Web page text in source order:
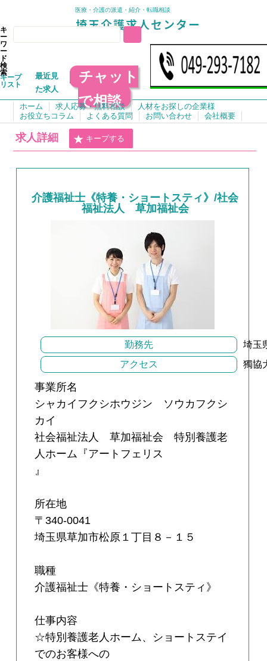
医療・介護の派遣・紹介・転職相談
キ
ー
ワ
ー
ド
検
索
キープ
リスト
最近見
た求人
チャット
で相談
ホーム 求人応募・無料相談
人材をお探しの企業様
お役立ちコラム
よくある質問 お問い合わせ 会社概要
求人詳細 キープする
介護福祉士《特養・ショートスティ》/社会
福祉法人 草加福祉会
勤務先
埼玉
アクセス
獨協
事業所名
シャカイフクシホウジン ソウカフクシ
カイ
社会福祉法人 草加福祉会 特別養護老
人ホーム『アートフェリス
』
所在地
〒340-0041
埼玉県草加市松原１丁目８－１５
職種
介護福祉士《特養・ショートスティ》
仕事内容
☆特別養護老人ホーム、ショートステイ
でのお客様への